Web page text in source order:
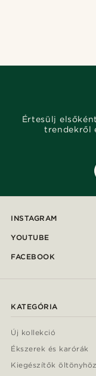
Értesülj
trendekről
INSTAGRAM
YOUTUBE
FACEBOOK
KATEGÓRIA
Új kollekció
Ékszerek és karórák
Kiegészítők öltönyhöz